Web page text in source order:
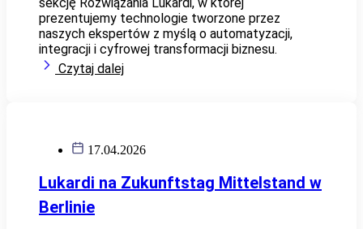
sekcję Rozwiązania Lukardi, w której
prezentujemy technologie tworzone przez
naszych ekspertów z myślą o automatyzacji,
integracji i cyfrowej transformacji biznesu.
Czytaj dalej
17.04.2026
Lukardi na Zukunftstag Mittelstand w
Berlinie